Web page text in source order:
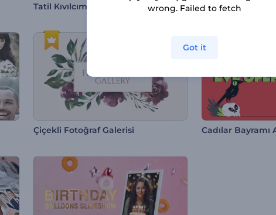
Tatil Kıvılcımı Kutlama Dijital Yüksek
Çiçekli Fotoğraf Galerisi
wrong. Failed to fetch
Got it